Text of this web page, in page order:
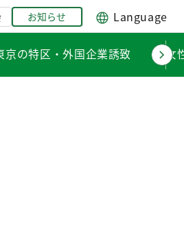
お知らせ Language
京の特区・外国企業誘致 女